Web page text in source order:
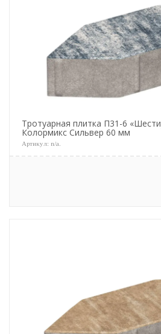
Тротуарная плитка П31-6
Колормикс Сильвер 60 мм
Артикул: n/a